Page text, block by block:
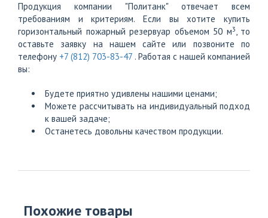
Продукция компании "Политанк" отвечает всем
требованиям и критериям. Если вы хотите купить
горизонтальный пожарный резервуар объемом 50 м3, то
оставьте заявку на нашем сайте или позвоните по
телефону +7 (812) 703-83-47 . Работая с нашей компанией
вы:
Будете приятно удивлены нашими ценами;
Можете рассчитывать на индивидуальный подход
к вашей задаче;
Останетесь довольны качеством продукции.
Похожие товары